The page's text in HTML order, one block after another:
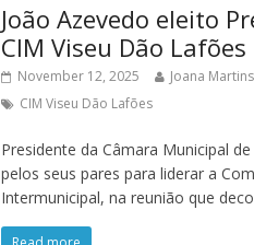
João Azevedo eleito
CIM Viseu Dão Lafões
November 12, 2025 Joana Martins
CIM Viseu Dão Lafões
Presidente da Câmara Municipal
pelos seus pares para liderar a
Intermunicipal, na reunião que